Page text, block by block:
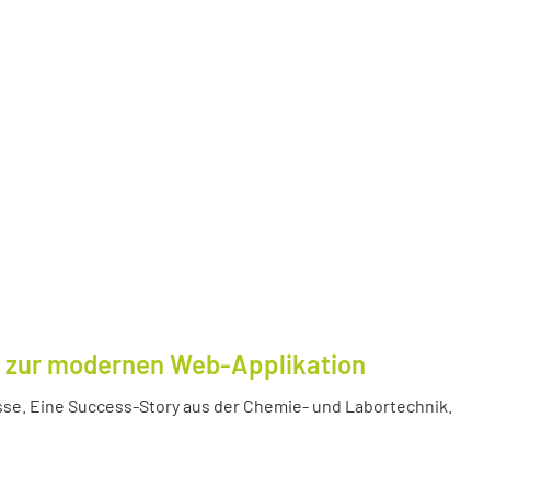
modernen Web-Applikation
Eine Success-Story aus der Chemie- und Labortechnik.